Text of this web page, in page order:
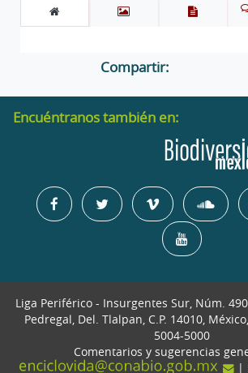
Compartir:
Encuéntranos también en:
Liga Periférico - Insurgentes Sur, Núm.
Pedregal, Del. Tlalpan, C.P. 14010,
5004-5000
Comentarios y sugerencias
|